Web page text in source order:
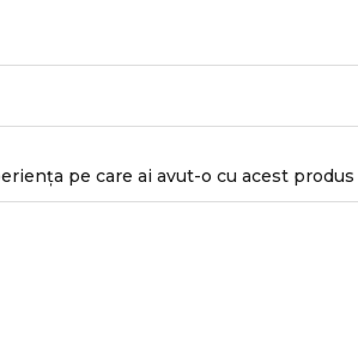
pe care ai avut-o cu acest produs